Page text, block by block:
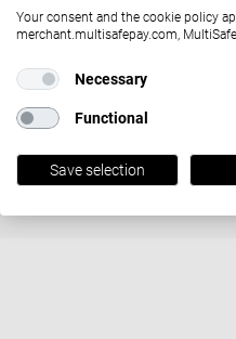
Our
solving
Your consent and the cookie policy
merchant.multisafepay.com,
Necessary
Functional
Save selection